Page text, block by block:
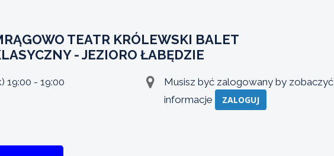
TEATR KRÓLEWSKI BALET
- JEZIORO ŁABĘDZIE
19:00 - 19:00
Musisz być zalogowany by zobaczyć
informacje
ZALOGUJ